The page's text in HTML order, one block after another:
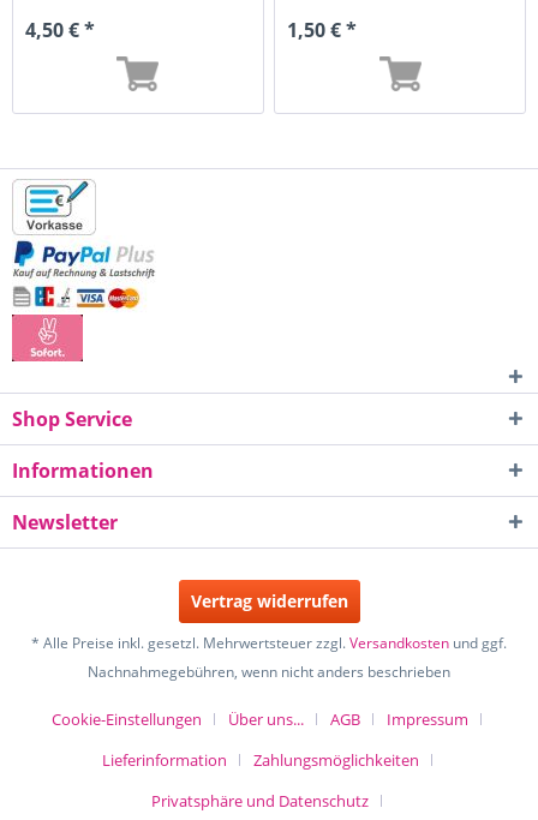
4,50 € * 1,50 € *
Shop Service
Informationen
Newsletter
Vertrag widerrufen
* Alle Preise inkl. gesetzl. Mehrwertsteuer zzgl.Versandkosten und ggf.
Nachnahmegebühren, wenn nicht anders beschrieben
Cookie-Einstellungen Über uns... AGB
Impressum
Lieferinformation
Zahlungsmöglichkeiten
Privatsphäre und Datenschutz